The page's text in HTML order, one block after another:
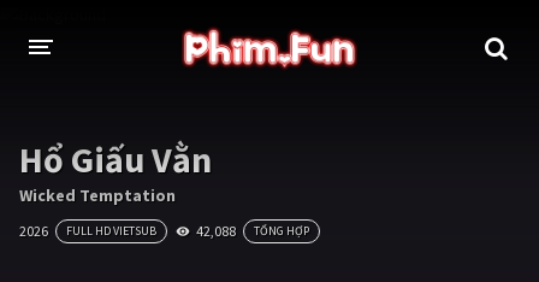
THỂ LOẠI
Thần thoại - Cổ trang
Tâm lý Chiến tranh
Hổ Giấu Vằn
Wicked Temptation
2026 FULL HD VIETSUB 42,088 TỔNG HỢP